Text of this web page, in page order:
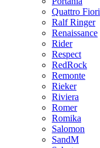
Quattro Fiori
Ralf Ringer
Renaissance
Rider
Respect
RedRock
Remonte
Rieker
Riviera
Romer
Romika
Salomon
SandM